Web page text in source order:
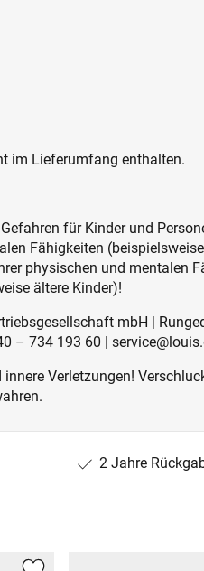
im Lieferumfang enthalten.
für Kinder und
Fähigkeiten
physischen und mentalen
ältere Kinder)!
mbH |
– 734 193 60 |
Verletzungen!
2 Jahre